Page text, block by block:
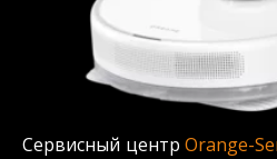
Сервисный центр Orange-